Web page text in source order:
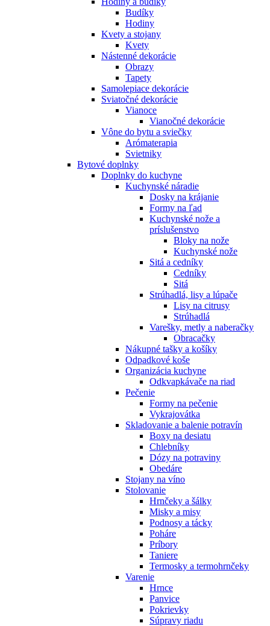
Budíky
Hodiny
Kvety a stojany
Kvety
Nástenné dekorácie
Obrazy
Tapety
Samolepiace dekorácie
Sviatočné dekorácie
Vianoce
Vianočné dekorácie
Vône do bytu a sviečky
Arómaterapia
Svietniky
Bytové doplnky
Doplnky do kuchyne
Kuchynské náradie
Dosky na krájanie
Formy na ľad
Kuchynské nože a
príslušenstvo
Bloky na nože
Kuchynské nože
Sitá a cedníky
Cedníky
Sitá
Strúhadlá, lisy a lúpače
Lisy na citrusy
Strúhadlá
Varešky, metly a naberačky
Obracačky
Nákupné tašky a košíky
Odpadkové koše
Organizácia kuchyne
Odkvapkávače na riad
Pečenie
Formy na pečenie
Vykrajovátka
Skladovanie a balenie potravín
Boxy na desiatu
Chlebníky
Dózy na potraviny
Obedáre
Stojany na víno
Stolovanie
Hrnčeky a šálky
Misky a misy
Podnosy a tácky
Poháre
Príbory
Taniere
Termosky a termohrnčeky
Varenie
Hrnce
Panvice
Pokrievky
Súpravy riadu